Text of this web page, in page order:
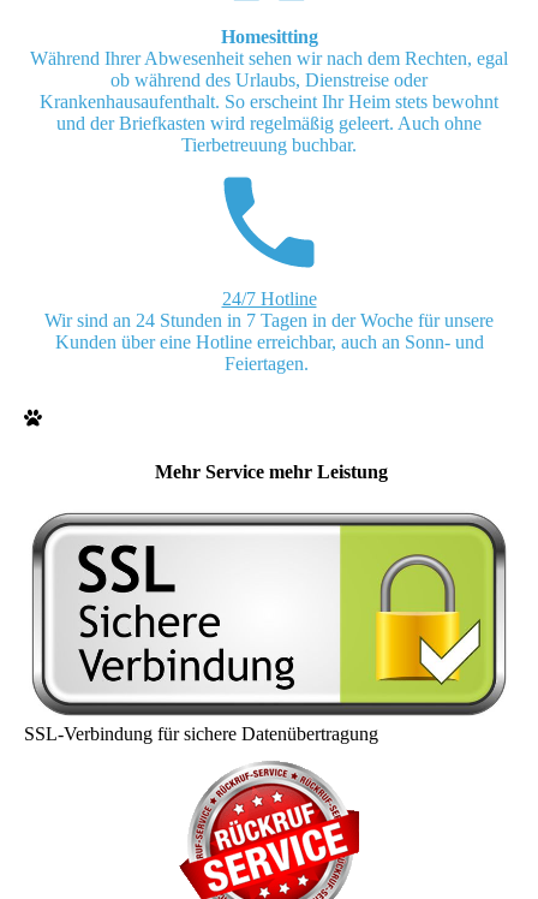
Homesitting
Während Ihrer Abwesenheit sehen wir nach dem Rechten, egal
ob während des Urlaubs, Dienstreise oder
Krankenhausaufenthalt. So erscheint Ihr Heim stets bewohnt
und der Briefkasten wird regelmäßig geleert. Auch ohne
Tierbetreuung buchbar.
24/7 Hotline
Wir sind an 24 Stunden in 7 Tagen in der Woche für unsere
Kunden über eine Hotline erreichbar, auch an Sonn- und
Feiertagen.
Mehr Service mehr Leistung
SSL-Verbindung für sichere Datenübertragung